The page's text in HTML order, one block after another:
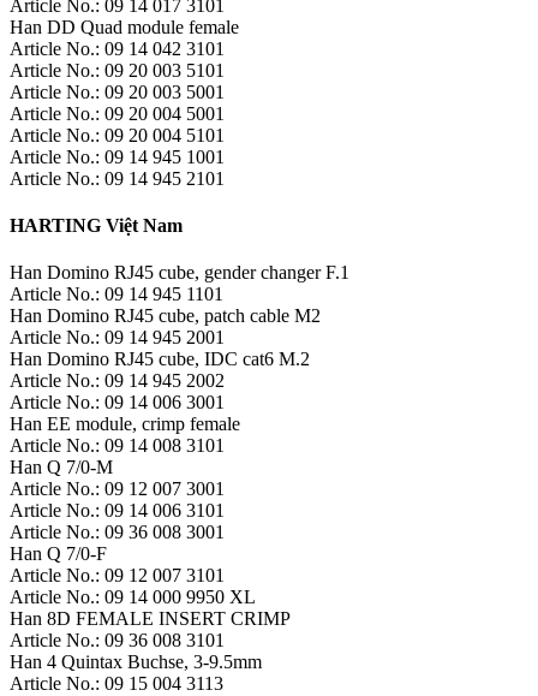
Article No.: 09 14 017 3101
Han DD Quad module female
Article No.: 09 14 042 3101
Article No.: 09 20 003 5101
Article No.: 09 20 003 5001
Article No.: 09 20 004 5001
Article No.: 09 20 004 5101
Article No.: 09 14 945 1001
Article No.: 09 14 945 2101
HARTING Việt Nam
Han Domino RJ45 cube, gender changer F.1
Article No.: 09 14 945 1101
Han Domino RJ45 cube, patch cable M2
Article No.: 09 14 945 2001
Han Domino RJ45 cube, IDC cat6 M.2
Article No.: 09 14 945 2002
Article No.: 09 14 006 3001
Han EE module, crimp female
Article No.: 09 14 008 3101
Han Q 7/0-M
Article No.: 09 12 007 3001
Article No.: 09 14 006 3101
Article No.: 09 36 008 3001
Han Q 7/0-F
Article No.: 09 12 007 3101
Article No.: 09 14 000 9950 XL
Han 8D FEMALE INSERT CRIMP
Article No.: 09 36 008 3101
Han 4 Quintax Buchse, 3-9.5mm
Article No.: 09 15 004 3113